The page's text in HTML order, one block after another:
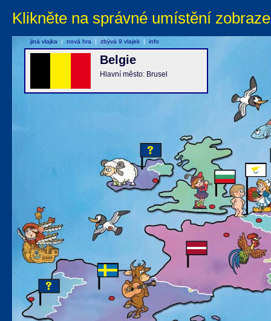
Klikněte na správné umístění
Belgie
Hlavní město: Brusel
jiná vlajka | nová hra | zbývá 9 vlajek | info